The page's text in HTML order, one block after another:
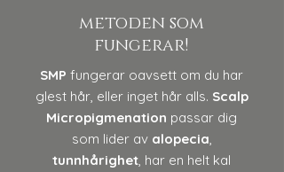
metoden som
fungerar!
SMP fungerar oavsett om du har
glest hår, eller inget hår alls. Scalp
Micropigmenation passar dig
som lider av alopecia,
tunnhårighet, har en helt kal